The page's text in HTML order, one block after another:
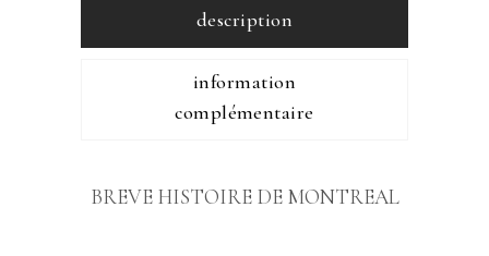
description
information
complémentaire
BREVE HISTOIRE DE MONTREAL